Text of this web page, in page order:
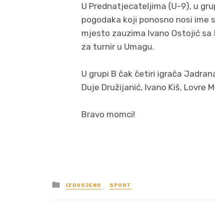
U Prednatjecateljima (U-9), u
pogodaka koji ponosno nosi ime
mjesto zauzima Ivano Ostojić
za turnir u Umagu.
U grupi B čak četiri igrača
Duje Družijanić, Ivano Kiš, Lovre
Bravo momci!
Posted
in
IZDVOJENO SPORT